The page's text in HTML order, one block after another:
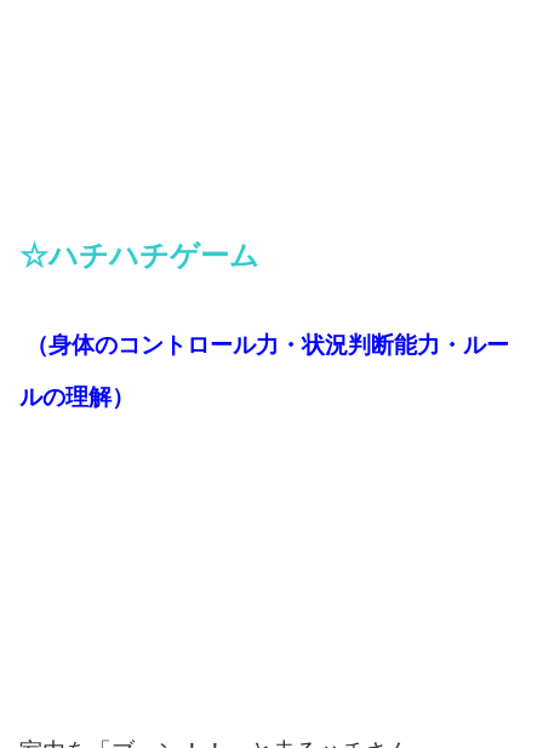
☆ハチハチゲーム
（身体のコントロール力・状況判断能力・ルー
ルの理解）